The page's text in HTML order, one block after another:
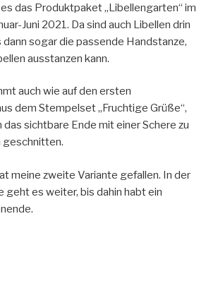
das Produktpaket „Libellengarten“ im
Juni 2021. Da sind auch Libellen drin
dann sogar die passende Handstanze,
ausstanzen kann.
auch wie auf den ersten
dem Stempelset „Fruchtige Grüße“,
das sichtbare Ende mit einer Schere zu
geschnitten.
meine zweite Variante gefallen. In der
geht es weiter, bis dahin habt ein